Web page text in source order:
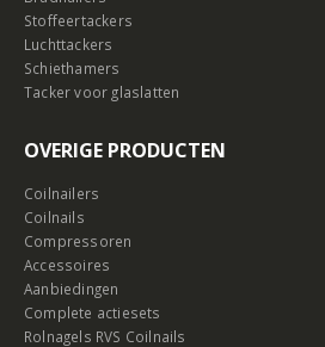
Stoffeertackers
Luchttackers
Schiethamers
Tacker voor glaslatten
OVERIGE PRODUCTEN
Coilnailers
Coilnails
Compressoren
Accessoires
Aanbiedingen
Complete actiesets
Rolnagels RVS Coilnails